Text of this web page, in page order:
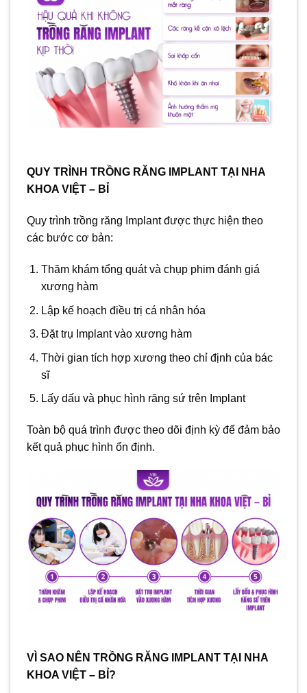
QUY TRÌNH TRỒNG RĂNG IMPLANT TẠI NHA
KHOA VIỆT – BỈ
Quy trình trồng răng Implant được thực hiện theo
các bước cơ bản:
Thăm khám tổng quát và chụp phim đánh giá
xương hàm
Lập kế hoạch điều trị cá nhân hóa
Đặt trụ Implant vào xương hàm
Thời gian tích hợp xương theo chỉ định của bác
sĩ
Lấy dấu và phục hình răng sứ trên Implant
Toàn bộ quá trình được theo dõi định kỳ để đảm bảo
kết quả phục hình ổn định.
VÌ SAO NÊN TRỒNG RĂNG IMPLANT TẠI NHA
KHOA VIỆT – BỈ?